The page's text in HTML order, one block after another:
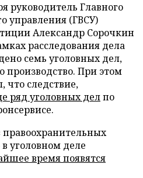
руководитель Главного
управления (ГВСУ)
Александр Сорочкин
расследования дела
семь уголовных дел,
производство. При этом
что следствие,
ряд уголовных делпо
уголовном деле
время появятся